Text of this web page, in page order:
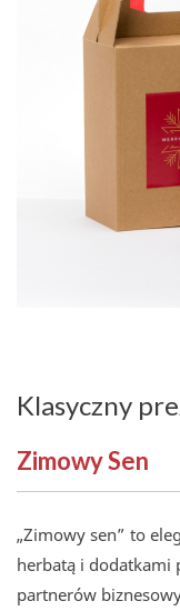
Klasyczny
Zimowy Sen
„Zimowy sen” to
herbatą i dodatkami
partnerów